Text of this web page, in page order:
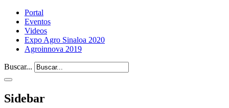
Portal
Eventos
Videos
Expo Agro Sinaloa 2020
Agroinnova 2019
Buscar...
Sidebar